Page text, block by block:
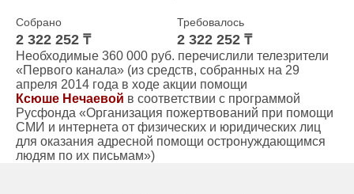
Собрано
2 322 252 ₸
Требовалось
2 322 252 ₸
Необходимые 360 000 руб. перечислили телезрители
«Первого канала» (из средств, собранных на 29
апреля 2014 года в ходе акции помощи
Ксюше Нечаевой в соответствии с программой
Русфонда «Организация пожертвований при помощи
СМИ и интернета от физических и юридических лиц
для оказания адресной помощи остронуждающимся
людям по их письмам»)